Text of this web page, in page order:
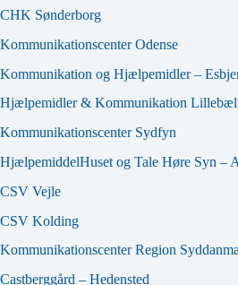
CHK Sønderborg
Kommunikationscenter Odense
Kommunikation og Hjælpemidler –
Hjælpemidler & Kommunikation
Kommunikationscenter Sydfyn
HjælpemiddelHuset og Tale Høre Syn –
CSV Vejle
CSV Kolding
Kommunikationscenter Region
Castberggård – Hedensted